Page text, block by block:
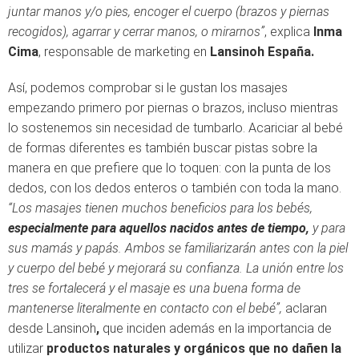
juntar manos y/o pies, encoger el cuerpo (brazos y piernas
recogidos), agarrar y cerrar manos, o mirarnos”, explica Inma
Cima, responsable de marketing en Lansinoh España.
Así, podemos comprobar si le gustan los masajes
empezando primero por piernas o brazos, incluso mientras
lo sostenemos sin necesidad de tumbarlo. Acariciar al bebé
de formas diferentes es también buscar pistas sobre la
manera en que prefiere que lo toquen: con la punta de los
dedos, con los dedos enteros o también con toda la mano.
“Los masajes tienen muchos beneficios para los bebés,
especialmente para aquellos nacidos antes de tiempo, y para
sus mamás y papás. Ambos se familiarizarán antes con la piel
y cuerpo del bebé y mejorará su confianza. La unión entre los
tres se fortalecerá y el masaje es una buena forma de
mantenerse literalmente en contacto con el bebé”, aclaran
desde Lansinoh, que inciden además en la importancia de
utilizar productos naturales y orgánicos que no dañen la